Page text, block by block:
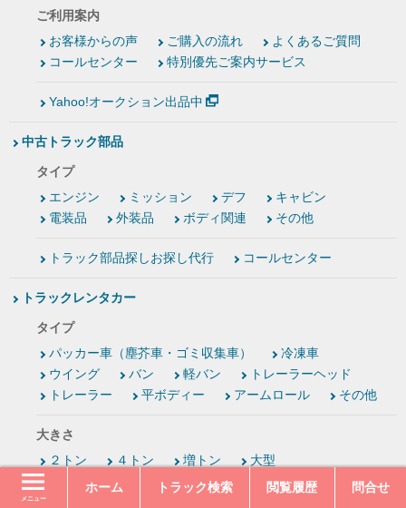
メニュー
ホーム トラック検索 閲覧履歴 問合せ
ご利用案内
お客様からの声
ご購入の流れ
よくあるご質問
コールセンター
特別優先ご案内サービス
Yahoo!オークション出品中
中古トラック部品
タイプ
エンジン
ミッション デフ
キャビン
電装品
外装品 ボディ関連 その他
トラック部品探しお探し代行 コールセンター
トラックレンタカー
タイプ
パッカー車（塵芥車・ゴミ収集車）
冷凍車
ウイング
バン 軽バン
トレーラーヘッド
トレーラー
平ボディー アームロール その他
大きさ
２トン
４トン 増トン 大型
特集